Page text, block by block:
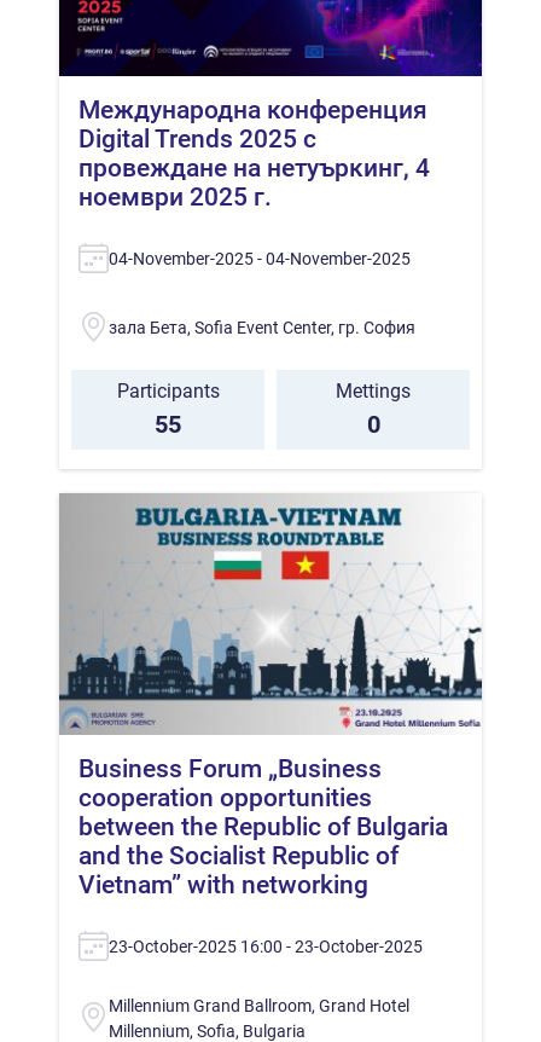
Международна конференция
Digital Trends 2025 с
провеждане на нетуъркинг, 4
ноември 2025 г.
04-November-2025 - 04-November-2025
зала Бета, Sofia Event Center, гр. София
Participants
55
Mettings
0
Business Forum „Business
cooperation opportunities
between the Republic of Bulgaria
and the Socialist Republic of
Vietnam” with networking
23-October-2025 16:00 - 23-October-2025
Millennium Grand Ballroom, Grand Hotel
Millennium, Sofia, Bulgaria